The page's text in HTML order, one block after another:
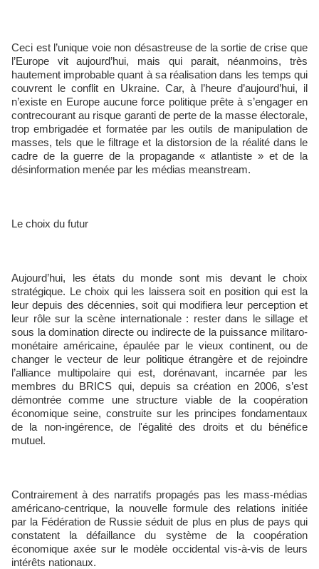
Ceci est l’unique voie non désastreuse de la sortie de crise que
l’Europe vit aujourd’hui, mais qui parait, néanmoins, très
hautement improbable quant à sa réalisation dans les temps qui
couvrent le conflit en Ukraine. Car, à l’heure d’aujourd’hui, il
n’existe en Europe aucune force politique prête à s’engager en
contrecourant au risque garanti de perte de la masse électorale,
trop embrigadée et formatée par les outils de manipulation de
masses, tels que le filtrage et la distorsion de la réalité dans le
cadre de la guerre de la propagande « atlantiste » et de la
désinformation menée par les médias meanstream.
Le choix du futur
Aujourd’hui, les états du monde sont mis devant le choix
stratégique. Le choix qui les laissera soit en position qui est la
leur depuis des décennies, soit qui modifiera leur perception et
leur rôle sur la scène internationale : rester dans le sillage et
sous la domination directe ou indirecte de la puissance militaro-
monétaire américaine, épaulée par le vieux continent, ou de
changer le vecteur de leur politique étrangère et de rejoindre
l’alliance multipolaire qui est, dorénavant, incarnée par les
membres du BRICS qui, depuis sa création en 2006, s’est
démontrée comme une structure viable de la coopération
économique seine, construite sur les principes fondamentaux
de la non-ingérence, de l'égalité des droits et du bénéfice
mutuel.
Contrairement à des narratifs propagés pas les mass-médias
américano-centrique, la nouvelle formule des relations initiée
par la Fédération de Russie séduit de plus en plus de pays qui
constatent la défaillance du système de la coopération
économique axée sur le modèle occidental vis-à-vis de leurs
intérêts nationaux.